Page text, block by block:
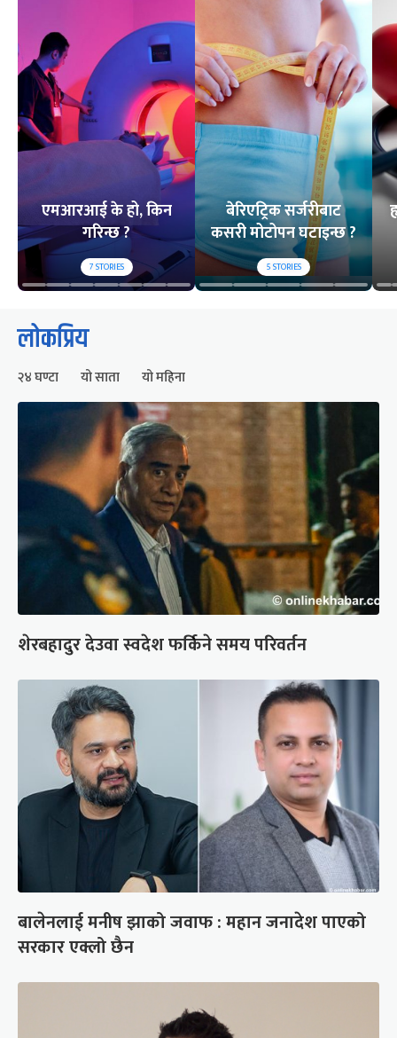
एमआरआई के हो, किन
गरिन्छ ?
7STORIES
बेरिएट्रिक सर्जरीबाट
कसरी मोटोपन घटाइन्छ ?
5STORIES
लोकप्रिय
२४ घण्टा यो साता यो महिना
शेरबहादुर देउवा स्वदेश फर्किने समय परिवर्तन
बालेनलाई मनीष झाको जवाफ : महान जनादेश पाएको
सरकार एक्लो छैन